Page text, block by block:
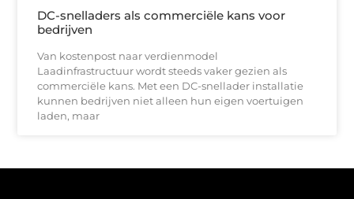
DC-snelladers als commerciële kans voor
bedrijven
Van kostenpost naar verdienmodel
Laadinfrastructuur wordt steeds vaker gezien als
commerciële kans. Met een DC-snellader installatie
kunnen bedrijven niet alleen hun eigen voertuigen
laden, maar